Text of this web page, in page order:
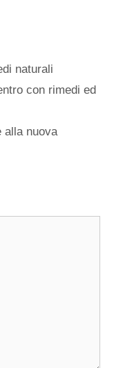
naturali
con rimedi ed
alla nuova